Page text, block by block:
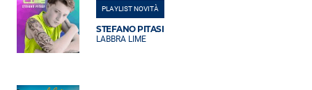
PLAYLIST NOVITÀ
STEFANO PITASI
LABBRA LIME